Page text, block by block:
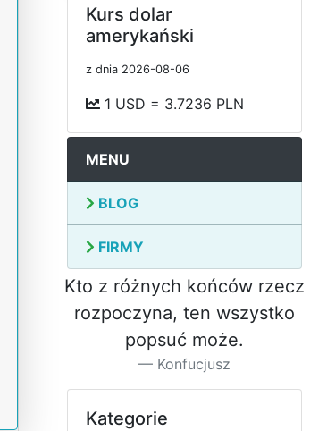
Kurs dolar
amerykański
z dnia 2026-08-06
1 USD = 3.7236 PLN
MENU
BLOG
FIRMY
Kto z różnych końców rzecz
rozpoczyna, ten wszystko
popsuć może.
Konfucjusz
Kategorie